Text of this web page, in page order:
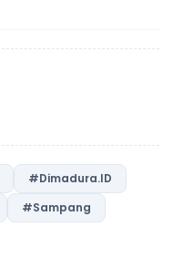
#Dimadura.ID
#Sampang